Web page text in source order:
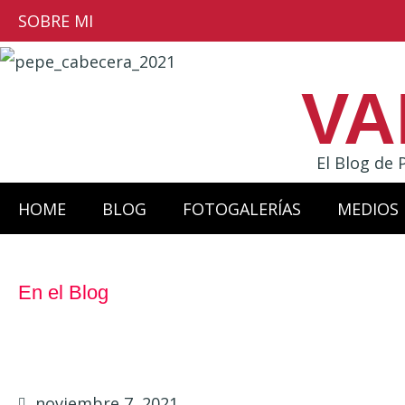
SOBRE MI
El Blog de
HOME BLOG FOTOGALERÍAS MEDIOS
En el Blog